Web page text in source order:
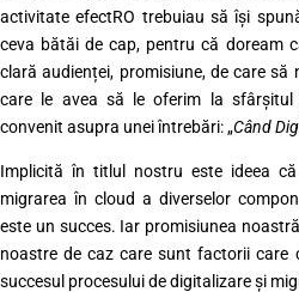
activitate efectRO trebuiau să își
ceva bătăi de cap, pentru că doream
clară audienței, promisiune, de care să
care le avea să le oferim la
convenit asupra unei întrebări: „Când
Implicită în titlul nostru este ideea că
migrarea în cloud a diverselor
este un succes. Iar promisiunea
noastre de caz care sunt factorii care
succesul procesului de digitalizare și